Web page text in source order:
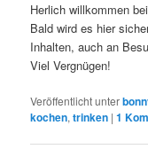
Herlich willkommen
Bald wird es hier
Inhalten, auch an
Viel Vergnügen!
Veröffentlicht unter
kochen,trinken |1